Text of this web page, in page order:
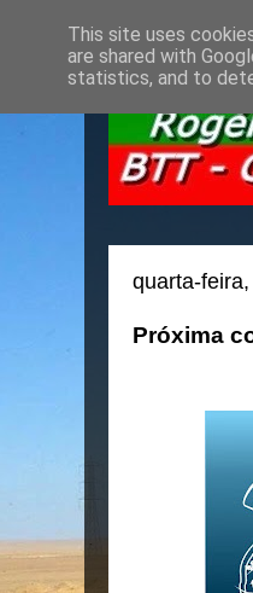
quarta-
Próxima
This site uses
are shared with
statistics, and to